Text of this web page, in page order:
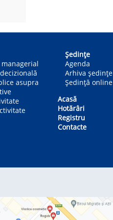
asupra
Ședințe
Agenda
Arhiva ședințe
Ședință online
Acasă
Hotărâri
Registru
Contacte